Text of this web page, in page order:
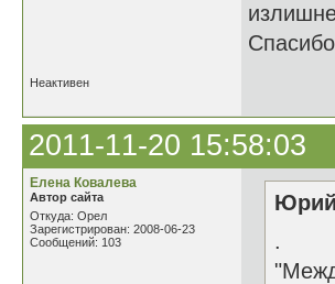
Неактивен
2011-11-20 15:58:03
Елена Ковалева
Автор сайта
Откуда: Орел
Зарегистрирован: 2008-06-23
Сообщений: 103
.